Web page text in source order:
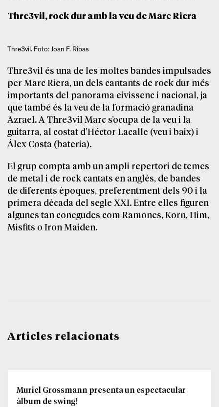
Thre3vil, rock dur amb la veu de Marc Riera
Thre3vil. Foto: Joan F. Ribas
Thre3vil és una de les moltes bandes impulsades
per Marc Riera, un dels cantants de rock dur més
importants del panorama eivissenc i nacional, ja
que també és la veu de la formació granadina
Azrael. A Thre3vil Marc s’ocupa de la veu i la
guitarra, al costat d’Héctor Lacalle (veu i baix) i
Álex Costa (bateria).
El grup compta amb un ampli repertori de temes
de metal i de rock cantats en anglès, de bandes
de diferents èpoques, preferentment dels 90 i la
primera dècada del segle XXI. Entre elles figuren
algunes tan conegudes com Ramones, Korn, Him,
Misfits o Iron Maiden.
Articles relacionats
Muriel Grossmann presenta un espectacular
àlbum de swing!